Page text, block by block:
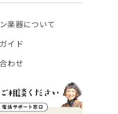
楽器について
イド
わせ